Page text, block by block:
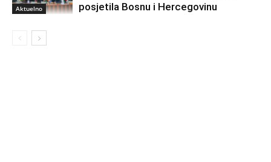
Aktuelno
posjetila Bosnu i Hercegovinu